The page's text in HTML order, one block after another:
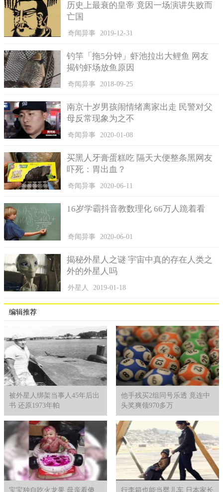
历史上最衰的皇帝 竟因一场演讲失败而
亡国
奇闻异事 2019-12-31
钓竿「拖5分钟」虾池拉出大鲤鱼 网友
揭钓虾场放鱼原因
奇闻异事 2018-09-25
南京十岁男孩闹情绪离家出走 民警对父
母反常现象为之不
奇闻异事 2020-01-08
买黑人牙膏蛋糕吃 隔天大便整条黑网友
吓死：胃出血？
奇闻异事 2020-06-11
16岁学霸抖音教数理化 66万人跪着看
奇闻异事 2020-06-01
揭秘外星人之谜 宇宙中真的存在人类之
外的外星人吗
外星人 2019-01-18
编辑推荐
被外星人绑架当事人45年后出
书 还原1973年帕
他手残买2组同号乐透 竟连中
头奖爽领970多万
宝宝独自吃火龙果 母亲看傻 行李箱也能当婴儿车 日本家长